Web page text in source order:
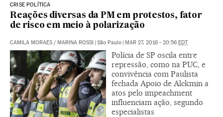
CRISE POLÍTICA
Reações diversas da PM em protestos, fator
de risco em meio à polarização
CAMILA MORAES / MARINA ROSSI | São Paulo | MAR 27, 2016 - 20:56 EDT
Polícia de SP oscila entre
repressão, como na PUC, e
convivência com Paulista
fechada Apoio de Alckmin a
atos pelo impeachment
influenciam ação, segundo
especialistas